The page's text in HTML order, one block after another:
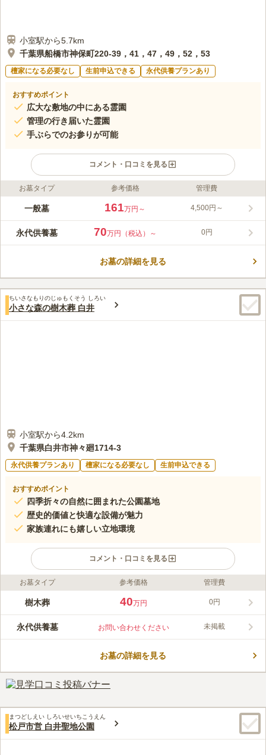
小室駅から5.7km
千葉県船橋市神保町220-39，41，47，49，52，53
檀家になる必要なし 生前申込できる 永代供養プランあり
おすすめポイント
広大な敷地の中にある霊園
管理の行き届いた霊園
手ぶらでのお参りが可能
コメント・口コミを見る
ライフドット編集部のコメント
周囲を生い茂る木々に囲まれた、船橋エリア最大級の公園墓地で
り、また、毎日職員が管理をしているため、非常にきれいに整え
られています。 総面積22万平方メートルという広大な敷地の中
られています。自然の豊かさを感じながらお参りすることができ
す。駐車場から少ない段差で移動したい方には便利です。
みんなの評価
4.2 口コミ11件
50代男性
最寄り駅と霊園の間にホームセンターやスーパーマーケットがあ
り、お花やお線香、御供物などは購入できる。また、霊園にもお花やお線
香が販売されている。
お墓タイプ 参考価格 管理費
一般墓 161万円～ 4,500円～
永代供養墓 70万円（税込）～ 0円
お墓の詳細を見る
ちいさなもりのじゅもくそう しろい
小さな森の樹木葬 白井
小室駅から4.2km
千葉県白井市神々廻1714-3
永代供養プランあり 檀家になる必要なし 生前申込できる
おすすめポイント
四季折々の自然に囲まれた公園墓地
歴史的価値と快適な設備が魅力
家族連れにも嬉しい立地環境
コメント・口コミを見る
ライフドット編集部のコメント
公園墓地は四季折々の自然に囲まれ、静かで穏やかな雰囲気が魅
っています。さらに、園内から発掘された縄文時代の遺跡は千葉
県文化財に指定されており、歴史的価値も高いです。管理休憩棟
す。周囲には白井市総合運動公園などがあり、家族連れにもおす
この霊園はまだ誰からも評価されていません。
お墓タイプ 参考価格 管理費
樹木葬 40万円 0円
永代供養墓 お問い合わせください 未掲載
お墓の詳細を見る
まつどしえい しろいせいちこうえん
松戸市営 白井聖地公園